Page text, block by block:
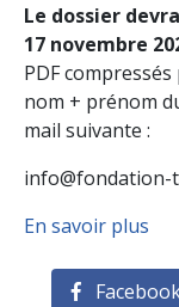
Le dossier
17 novembre
PDF
nom + prénom
mail suivante :
En savoir plus